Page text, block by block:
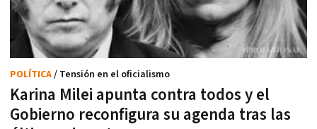
Karina Milei apunta contra todos y el
Gobierno reconfigura su agenda tras las
POLÍTICA/ Tensión en el oficialismo